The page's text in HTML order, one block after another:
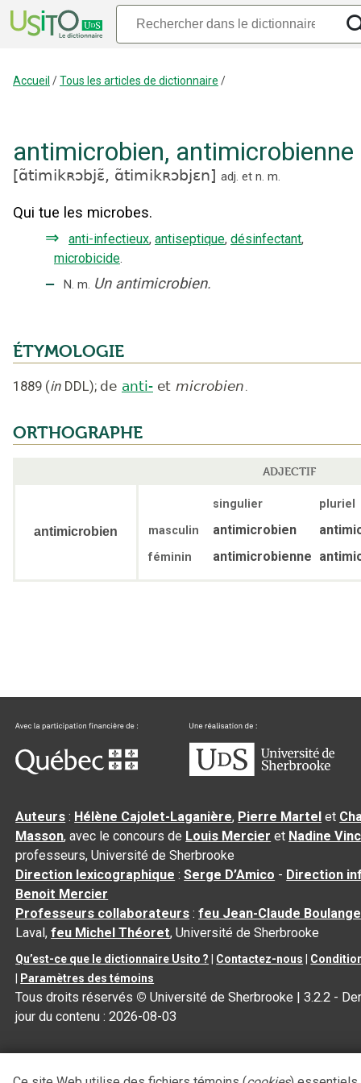
Accueil /Tous les articles de dictionnaire /
antimicrobien, antimicrobienne
[ɑ̃timikʀɔbjɛ̃, ɑ̃timikʀɔbjɛn] adj. et n. m.
Qui tue les microbes.
⇒ anti-infectieux, antiseptique, désinfectant,
microbicide.
‒ N. m. Un antimicrobien.
ÉTYMOLOGIE
1889 (in DDL); de anti- et microbien.
ORTHOGRAPHE
ADJECTIF
antimicrobien
singulier
pluriel
masculin
antimicrobien
féminin antimicrobienne
Auteurs : Hélène Cajolet-Laganière, Pierre Martel et
Masson, avec le concours de Louis Mercier et Nadine
professeurs, Université de Sherbrooke
Direction lexicographique :Serge D’Amico - Direction
Benoit Mercier
Professeurs collaborateurs :feu Jean-Claude
Laval,feu Michel Théoret, Université de Sherbrooke
Qu’est-ce que le dictionnaire Usito ? Contactez-nous
Paramètres des témoins
Tous droits réservés © Université de Sherbrooke |3.2.2 -
jour du contenu :2026-08-03